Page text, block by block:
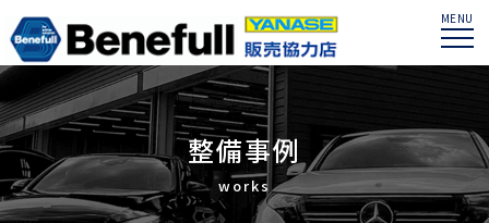
MENU
整備事例